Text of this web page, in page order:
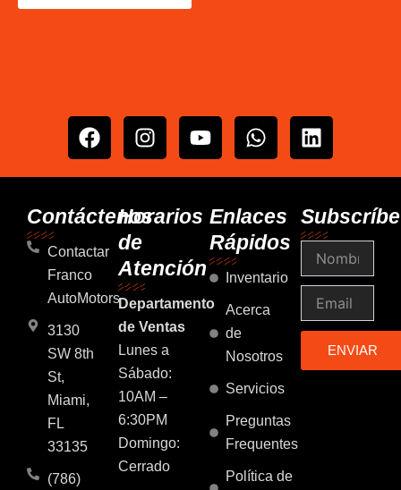
F
a
b
o
k
I
n
a
a
m
Y
o
u
e
W
h
s
a
p
p
L
i
e
d
n
Contáctenos
Contactar
Franco
AutoMotors
3130
SW 8th
St,
Miami,
FL
33135
(786)
Horarios
de
Atención
Departamento
de Ventas
Lunes a
Sábado:
10AM –
6:30PM
Domingo:
Cerrado
Enlaces
Rápidos
Inventario
Acerca
de
Nosotros
Servicios
Preguntas
Frequentes
Política de
ENVIAR